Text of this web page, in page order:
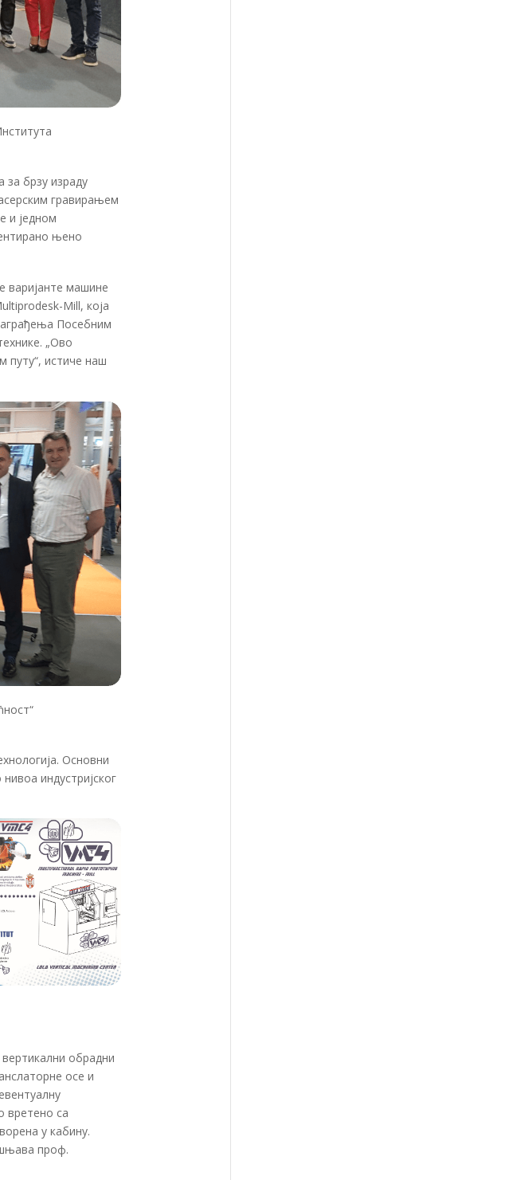
за брзу израду
гравирањем
и једном
њено
варијанте машине
Мill, која
Посебним
„Ово
путу“, истиче наш
Основни
индустријског
обрадни
осе и
вретено са
у кабину.
проф.